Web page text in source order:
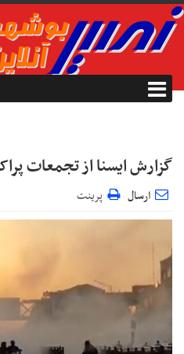
گزارش ایسنا از تجمعات
ارسال پرینت